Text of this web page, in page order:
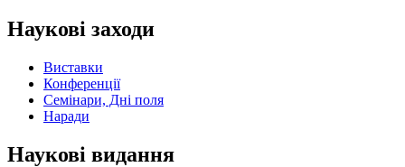
Наукові заходи
Виставки
Конференції
Семінари, Дні поля
Наради
Наукові видання